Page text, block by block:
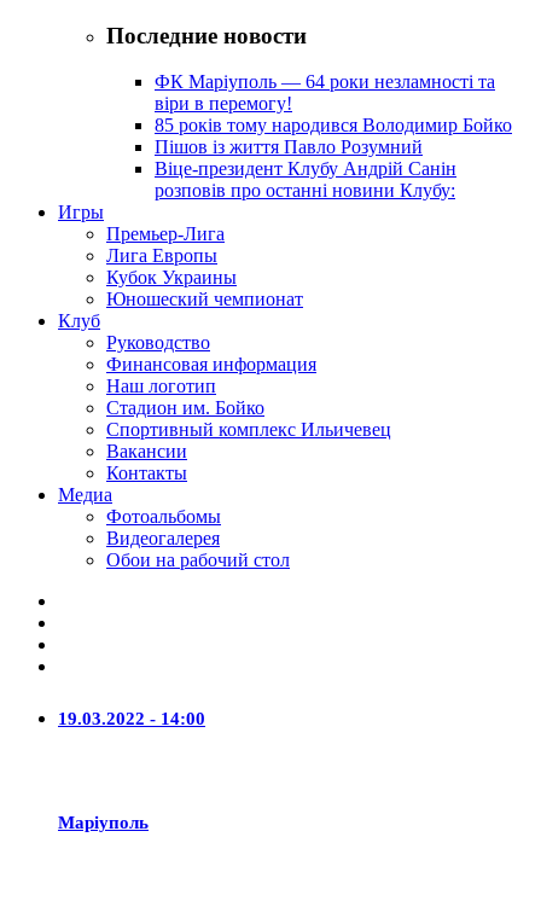
Последние новости
ФК Маріуполь — 64 роки незламності та
віри в перемогу!
85 років тому народився Володимир Бойко
Пішов із життя Павло Розумний
Віце-президент Клубу Андрій Санін
розповів про останні новини Клубу:
Игры
Премьер-Лига
Лига Европы
Кубок Украины
Юношеский чемпионат
Клуб
Руководство
Финансовая информация
Наш логотип
Стадион им. Бойко
Спортивный комплекс Ильичевец
Вакансии
Контакты
Медиа
Фотоальбомы
Видеогалерея
Обои на рабочий стол
19.03.2022 - 14:00
Маріуполь